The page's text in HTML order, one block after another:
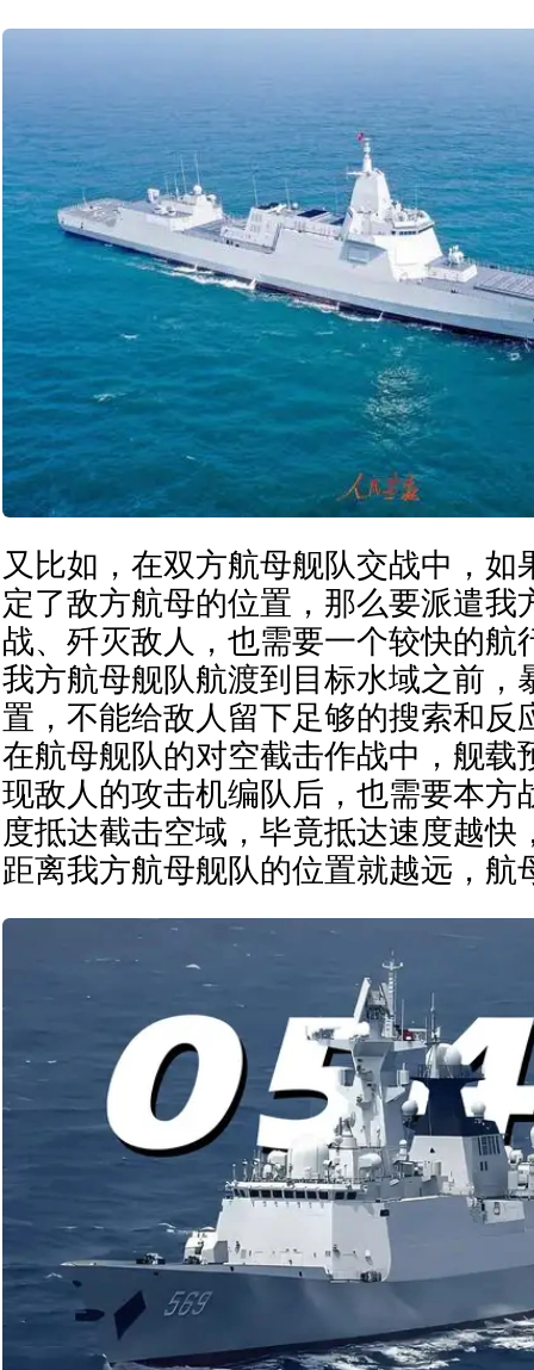
又比如，在双方航母舰队交战中，如
定了敌方航母的位置，那么要派遣我
战、歼灭敌人，也需要一个较快的航
我方航母舰队航渡到目标水域之前，
置，不能给敌人留下足够的搜索和反
在航母舰队的对空截击作战中，舰载
现敌人的攻击机编队后，也需要本方
度抵达截击空域，毕竟抵达速度越快
距离我方航母舰队的位置就越远，航